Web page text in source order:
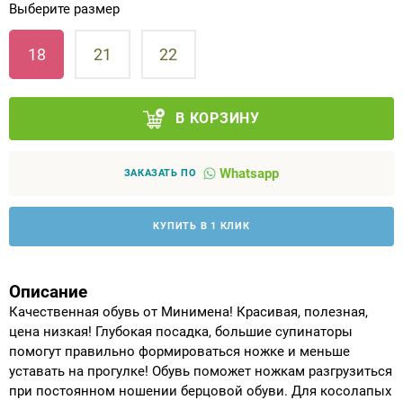
Выберите размер
18 21 22
В КОРЗИНУ
ЗАКАЗАТЬ ПО Whatsapp
КУПИТЬ В 1 КЛИК
Описание
Качественная обувь от Минимена! Красивая, полезная,
цена низкая! Глубокая посадка, большие супинаторы
помогут правильно формироваться ножке и меньше
уставать на прогулке! Обувь поможет ножкам разгрузиться
при постоянном ношении берцовой обуви. Для косолапых
Аппараты на суставы
Санитарные приспособления для
инвалидов
инвалидов
Индивидуальное изготовление